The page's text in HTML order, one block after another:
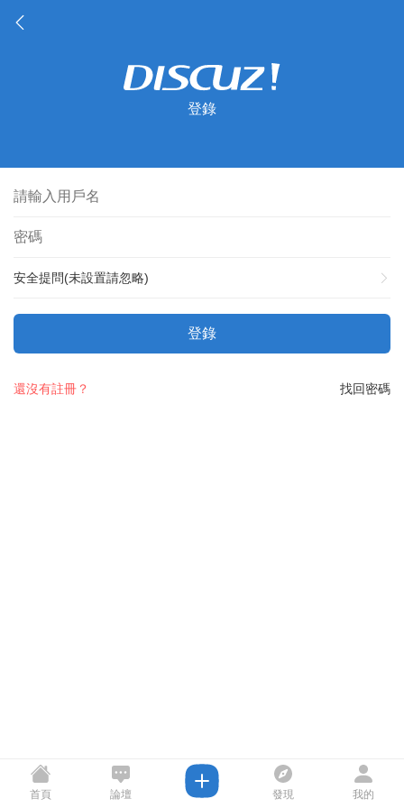
登錄
安全提問(未設置請忽略)
登錄
找回密碼
還沒有註冊？
首頁 論壇 發現 我的